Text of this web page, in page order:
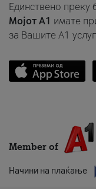
Единствено преку
Мојот A1 имате
за Вашите A1
Member of
Начини на плаќање